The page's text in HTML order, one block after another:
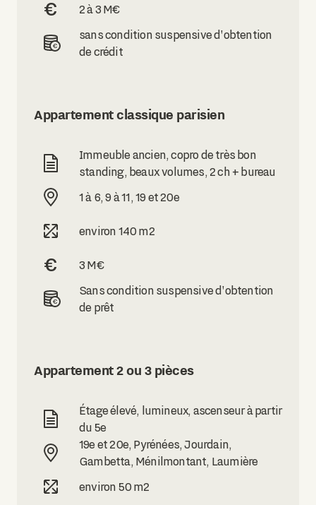
2 à 3 M€
sans condition suspensive d'obtention
de crédit
Appartement classique parisien
Immeuble ancien, copro de très bon
standing, beaux volumes, 2 ch + bureau
1 à 6, 9 à 11, 19 et 20e
environ 140 m2
3 M€
Sans condition suspensive d'obtention
de prêt
Appartement 2 ou 3 pièces
Étage élevé, lumineux, ascenseur à partir
du 5e
19e et 20e, Pyrénées, Jourdain,
Gambetta, Ménilmontant, Laumière
environ 50 m2